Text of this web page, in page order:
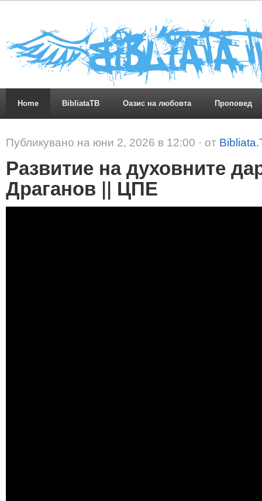
Home BibliataTB Оазис на любовта Проповед
Публикувано на юни 2, 2026 в 12:00 · от
Развитие на духовните
Драганов || ЦПЕ